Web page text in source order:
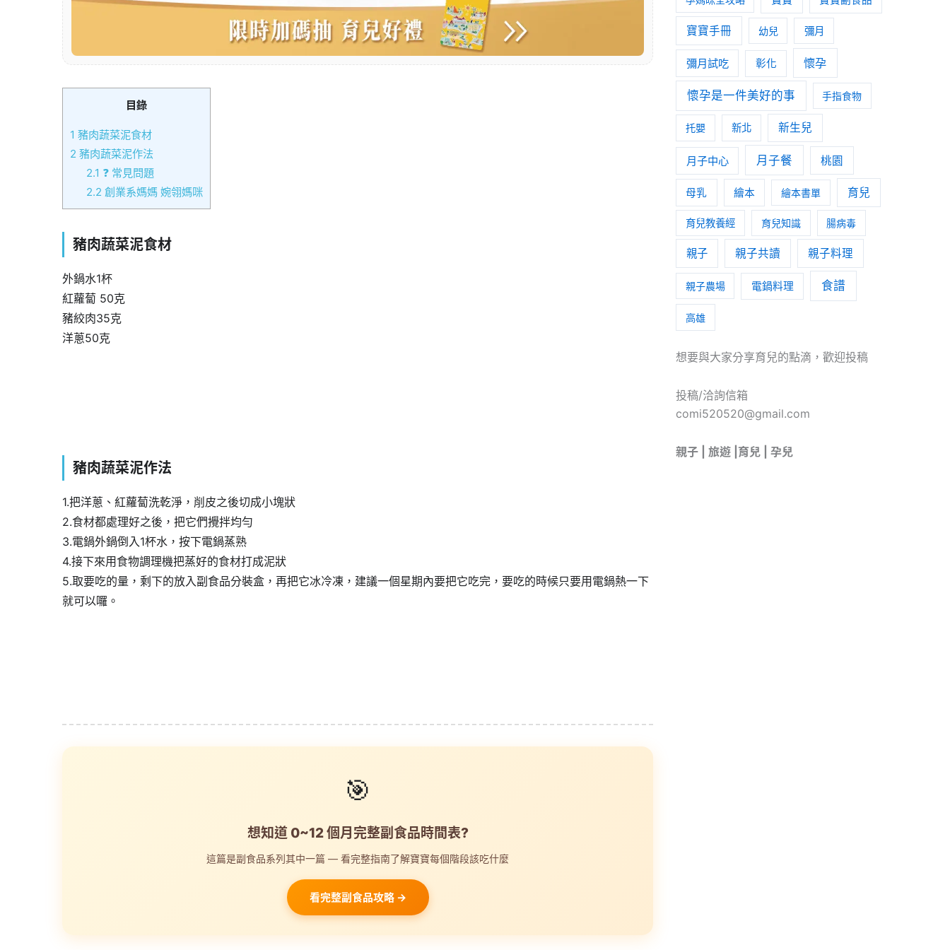
目錄
1 豬肉蔬菜泥食材
2 豬肉蔬菜泥作法
2.1 ❓ 常見問題
2.2 創業系媽媽 婉翎媽咪
豬肉蔬菜泥食材
外鍋水1杯
紅蘿蔔 50克
豬絞肉35克
洋蔥50克
豬肉蔬菜泥作法
1.把洋蔥、紅蘿蔔洗乾淨，削皮之後切成小塊狀
2.食材都處理好之後，把它們攪拌均勻
3.電鍋外鍋倒入1杯水，按下電鍋蒸熟
4.接下來用食物調理機把蒸好的食材打成泥狀
5.取要吃的量，剩下的放入副食品分裝盒，再把它冰冷凍，建議一個星期內要把它吃完，要吃的時候只要用電鍋熱一下
就可以囉。
🎯
想知道 0~12 個月完整副食品時間表?
這篇是副食品系列其中一篇 — 看完整指南了解寶寶每個階段該吃什麼
看完整副食品攻略 →
寶寶手冊 幼兒 彌月
彌月試吃 彰化 懷孕
懷孕是一件美好的事 手指食物
托嬰 新北 新生兒
月子中心 月子餐 桃園
母乳 繪本 繪本書單 育兒
育兒教養經 育兒知識 腸病毒
親子 親子共讀 親子料理
親子農場 電鍋料理 食譜
高雄
想要與大家分享育兒的點滴，歡迎投稿
投稿/洽詢信箱
comi520520@gmail.com
親子 | 旅遊 |育兒 | 孕兒